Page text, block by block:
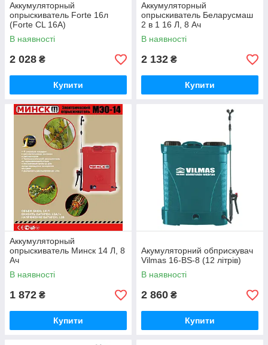
Аккумуляторный
опрыскиватель Forte 16л
(Forte CL 16A)
В наявності
2 028 ₴
Купити
Аккумуляторный
опрыскиватель Беларусмаш
2 в 1 16 Л, 8 Aч
В наявності
2 132 ₴
Купити
Аккумуляторный
опрыскиватель Минск 14 Л, 8
Aч
В наявності
1 872 ₴
Купити
Акумуляторний обприскувач
Vilmas 16-BS-8 (12 літрів)
В наявності
2 860 ₴
Купити